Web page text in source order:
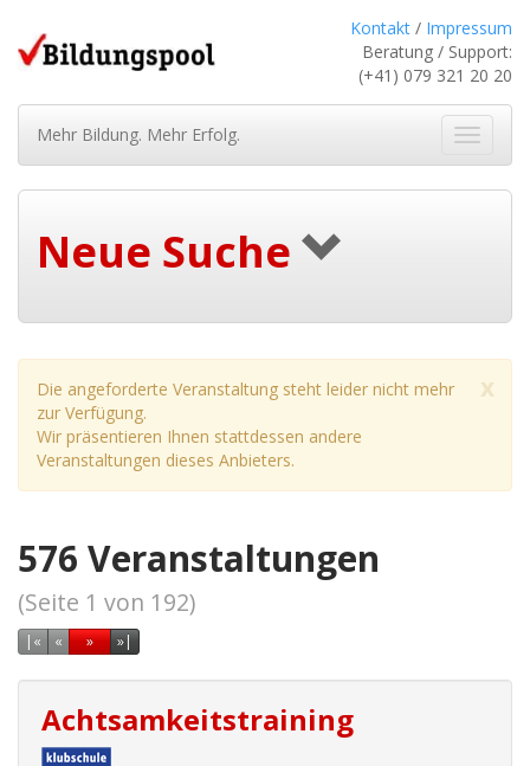
Kontakt / Impressum
Beratung / Support:
(+41) 079 321 20 20
ein-/
Mehr Bildung. Mehr Erfolg.
Neue Suche
x
Die angeforderte Veranstaltung steht leider nicht mehr
zur Verfügung.
Wir präsentieren Ihnen stattdessen andere
Veranstaltungen dieses Anbieters.
576 Veranstaltungen
(Seite 1 von 192)
| « Erste Seite
« Vorherige Seite
»Nächste Seite
»|Letzte Seite
Achtsamkeitstraining